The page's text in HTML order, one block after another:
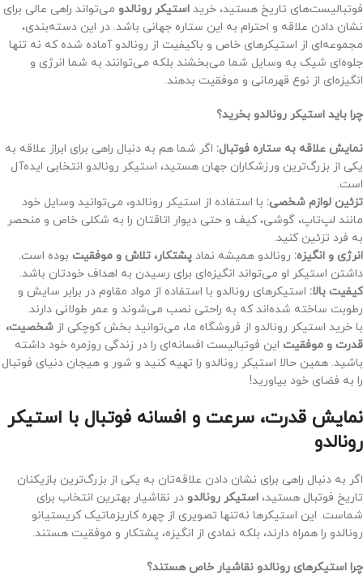
فوتبالیست‌های تاریخ هستید، خرید استیکر رونالدو می‌تواند راهی عالی برای
نشان دادن علاقه و احترام به این ستاره جهانی باشد. در این دسته‌بندی،
مجموعه‌ای از استیکرهای خاص و باکیفیت از رونالدو آماده شده که نه تنها
جلوه‌ای شیک به وسایل شما می‌بخشند بلکه می‌توانند به شما انرژی و
انگیزه‌ای از نوع قهرمانی و موفقیت بدهند.
چرا باید استیکر رونالدو بخرید؟
نمایش علاقه به ستاره فوتبال: اگر شما هم به دنبال راهی برای ابراز علاقه به
یکی از بزرگ‌ترین ورزشکاران جهان هستید، استیکر رونالدو انتخابی ایده‌آل
است.
تزئین لوازم شخصی: با استفاده از استیکر رونالدو، می‌توانید وسایل خود
مانند لپ‌تاپ، گوشی، کیف و حتی دیوار اتاقتان را به شکلی خاص و منحصر
به فرد تزئین کنید.
انرژی و انگیزه: رونالدو همیشه نماد پشتکار، تلاش و موفقیت بوده است.
داشتن استیکر او می‌تواند انگیزه‌ای برای رسیدن به اهداف خودتان باشد.
کیفیت بالا: استیکرهای رونالدو با استفاده از مواد مقاوم در برابر سایش و
رطوبت ساخته شده‌اند که به راحتی نصب می‌شوند و عمر طولانی دارند.
با خرید استیکر رونالدو از فروشگاه ما، می‌توانید بخش کوچکی از شخصیت،
قدرت و موفقیت این فوتبالیست افسانه‌ای را در زندگی روزمره خود داشته
باشید. همین حالا استیکر رونالدو را تهیه کنید و شور و هیجان دنیای فوتبال
را به فضای خود بیاورید!
نمایش قدرت، سرعت و افسانه فوتبال با استیکر
رونالدو
اگر به دنبال راهی برای نشان دادن علاقه‌تان به یکی از بزرگ‌ترین بازیکنان
تاریخ فوتبال هستید، استیکر رونالدو در نقاشیار بهترین انتخاب برای
شماست. این استیکرها نه‌تنها تصویری از چهره کاریزماتیک کریستیانو
رونالدو را همراه دارند، بلکه نمادی از انگیزه، پشتکار و موفقیت هستند.
چرا استیکرهای رونالدو نقاشیار خاص هستند؟